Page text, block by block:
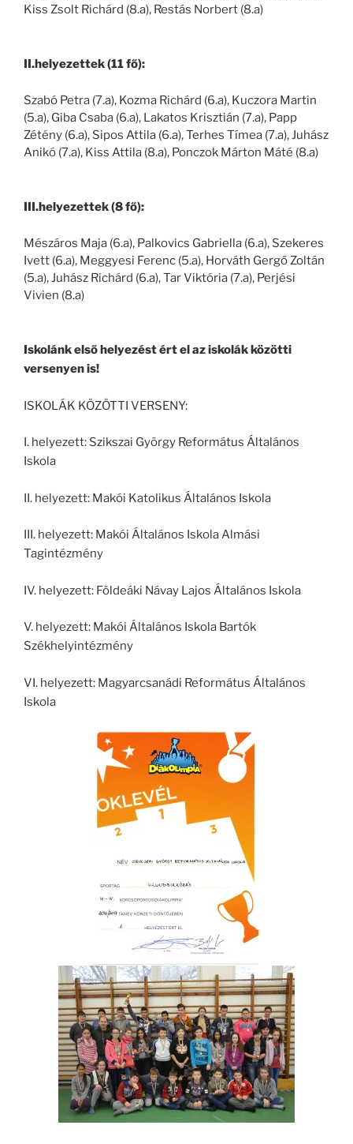
Kiss Zsolt Richárd (8.a), Restás Norbert (8.a)
II.helyezettek (11 fő):
Szabó Petra (7.a), Kozma Richárd (6.a), Kuczora Martin
(5.a), Giba Csaba (6.a), Lakatos Krisztián (7.a), Papp
Zétény (6.a), Sipos Attila (6.a), Terhes Tímea (7.a), Juhász
Anikó (7.a), Kiss Attila (8.a), Ponczok Márton Máté (8.a)
III.helyezettek (8 fő):
Mészáros Maja (6.a), Palkovics Gabriella (6.a), Szekeres
Ivett (6.a), Meggyesi Ferenc (5.a), Horváth Gergő Zoltán
(5.a), Juhász Richárd (6.a), Tar Viktória (7.a), Perjési
Vivien (8.a)
Iskolánk első helyezést ért el az iskolák közötti
versenyen is!
ISKOLÁK KÖZÖTTI VERSENY:
I. helyezett: Szikszai György Református Általános
Iskola
II. helyezett: Makói Katolikus Általános Iskola
III. helyezett: Makói Általános Iskola Almási
Tagintézmény
IV. helyezett: Földeáki Návay Lajos Általános Iskola
V. helyezett: Makói Általános Iskola Bartók
Székhelyintézmény
VI. helyezett: Magyarcsanádi Református Általános
Iskola